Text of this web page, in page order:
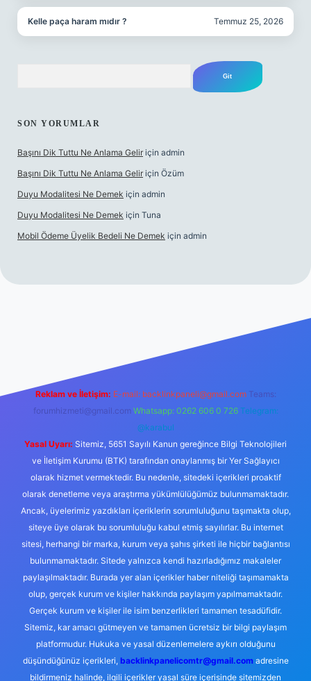
Kelle paça haram mıdır ? Temmuz 25, 2026
SON YORUMLAR
Başını Dik Tuttu Ne Anlama Gelir için admin
Başını Dik Tuttu Ne Anlama Gelir için Özüm
Duyu Modalitesi Ne Demek için admin
Duyu Modalitesi Ne Demek için Tuna
Mobil Ödeme Üyelik Bedeli Ne Demek için admin
Reklam ve İletişim: E-mail: backlinkpaneli@gmail.com Teams:
forumhizmeti@gmail.com Whatsapp: 0262 606 0 726 Telegram:
@karabul
Yasal Uyarı: Sitemiz, 5651 Sayılı Kanun gereğince Bilgi Teknolojileri
ve İletişim Kurumu (BTK) tarafından onaylanmış bir Yer Sağlayıcı
olarak hizmet vermektedir. Bu nedenle, sitedeki içerikleri proaktif
olarak denetleme veya araştırma yükümlülüğümüz bulunmamaktadır.
Ancak, üyelerimiz yazdıkları içeriklerin sorumluluğunu taşımakta olup,
siteye üye olarak bu sorumluluğu kabul etmiş sayılırlar. Bu internet
sitesi, herhangi bir marka, kurum veya şahıs şirketi ile hiçbir bağlantısı
bulunmamaktadır. Sitede yalnızca kendi hazırladığımız makaleler
paylaşılmaktadır. Burada yer alan içerikler haber niteliği taşımamakta
olup, gerçek kurum ve kişiler hakkında paylaşım yapılmamaktadır.
Gerçek kurum ve kişiler ile isim benzerlikleri tamamen tesadüfidir.
Sitemiz, kar amacı gütmeyen ve tamamen ücretsiz bir bilgi paylaşım
platformudur. Hukuka ve yasal düzenlemelere aykırı olduğunu
düşündüğünüz içerikleri, backlinkpanelicomtr@gmail.comadresine
bildirmeniz halinde, ilgili içerikler yasal süre içerisinde sitemizden